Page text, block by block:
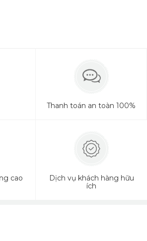
Thanh toán an toàn 100%
cao
Dịch vụ khách hàng hữu
ích